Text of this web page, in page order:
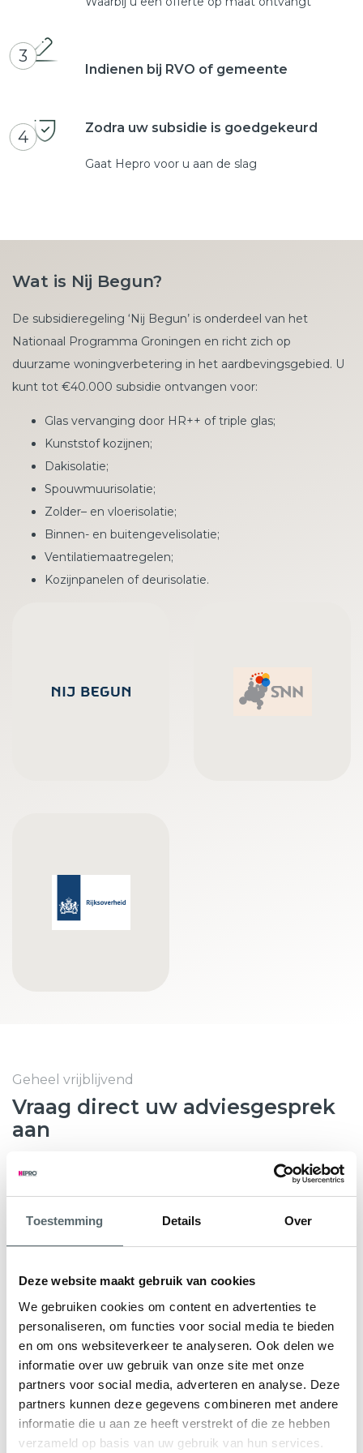
Toestemming Details Over
Deze website maakt gebruik van cookies
We gebruiken cookies om content en advertenties te
personaliseren, om functies voor social media te bieden
en om ons websiteverkeer te analyseren. Ook delen we
informatie over uw gebruik van onze site met onze
partners voor social media, adverteren en analyse. Deze
partners kunnen deze gegevens combineren met andere
informatie die u aan ze heeft verstrekt of die ze hebben
verzameld op basis van uw gebruik van hun services.
3
Indienen bij RVO of gemeente
4 Zodra uw subsidie is goedgekeurd
Gaat Hepro voor u aan de slag
Wat is Nij Begun?
De subsidieregeling ‘Nij Begun’ is onderdeel van het
Nationaal Programma Groningen en richt zich op
duurzame woningverbetering in het aardbevingsgebied. U
kunt tot €40.000 subsidie ontvangen voor:
Glas vervanging door HR++ of triple glas;
Kunststof kozijnen;
Dakisolatie;
Spouwmuurisolatie;
Zolder– en vloerisolatie;
Binnen- en buitengevelisolatie;
Ventilatiemaatregelen;
Kozijnpanelen of deurisolatie.
Geheel vrijblijvend
Vraag direct uw adviesgesprek
aan
Wilt u weten hoeveel subsidie u kunt krijgen voor nieuwe
kunststof kozijnen, HR++ glas of andere
verduurzamingsmaatregelen? Hepro helpt u graag verder.
onze specialisten samen met u de mogelijkheden voor uw
woning. We geven direct inzicht in de subsidieregeling Nij
Begun en eventuele aanvullende regelingen.
U ontvangt een persoonlijk advies en een heldere offerte
op maat, zodat u precies weet waar u aan toe bent.